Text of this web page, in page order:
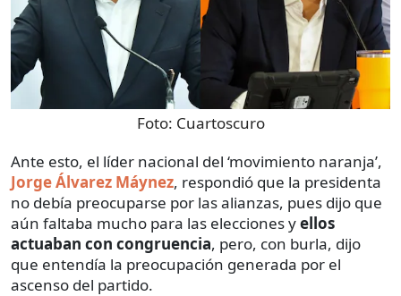
Foto: Cuartoscuro
Ante esto, el líder nacional del ‘movimiento naranja’,
Jorge Álvarez Máynez, respondió que la presidenta
no debía preocuparse por las alianzas, pues dijo que
aún faltaba mucho para las elecciones yellos
actuaban con congruencia, pero, con burla, dijo
que entendía la preocupación generada por el
ascenso del partido.